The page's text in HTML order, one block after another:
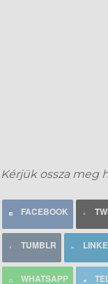
Kérjük ossza meg
FACEBOOK
TUMBLR
WHATSAPP